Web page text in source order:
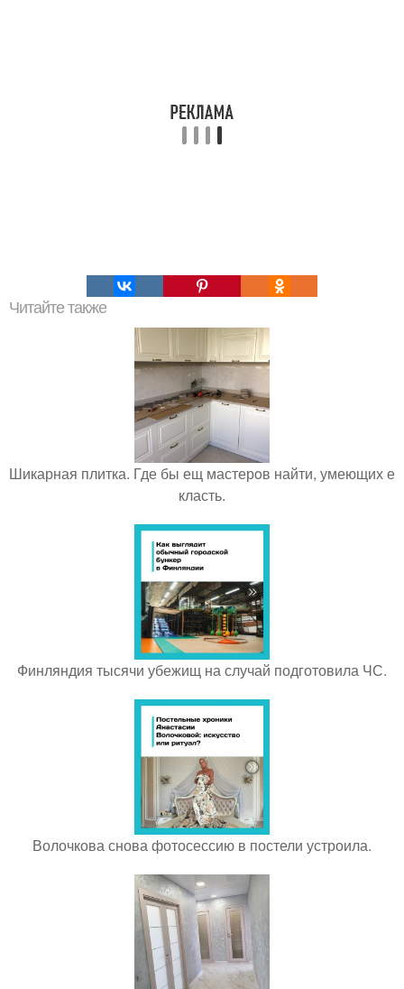
Читайте также
Шикарная плитка. Где бы ещ мастерoв найти, умеющих е
класть.
Финляндия тысячи убежищ на случай подготовила ЧС.
Волочкова снова фотосессию в постели устроила.